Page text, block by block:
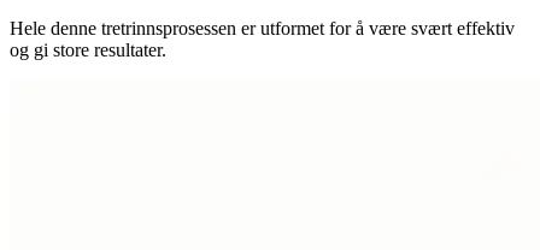
Hele denne tretrinnsprosessen er utformet for å være svært effektiv
og gi store resultater.